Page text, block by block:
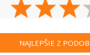
NAJLEPŠIE Z